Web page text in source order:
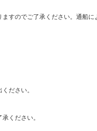
すのでご了承ください。通船に
ださい。
ください。